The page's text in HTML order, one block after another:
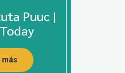
Puuc |